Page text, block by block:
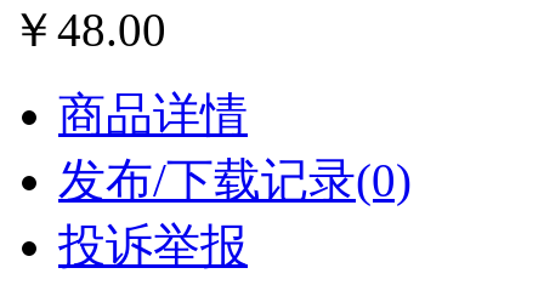
￥48.00
商品详情
发布/下载记录(0)
投诉举报